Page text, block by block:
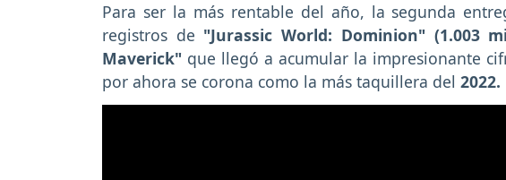
Para ser la más rentable del año, la segunda
registros de "Jurassic World: Dominion" (1.003
Maverick" que llegó a acumular la impresionante
por ahora se corona como la más taquillera del 2022.